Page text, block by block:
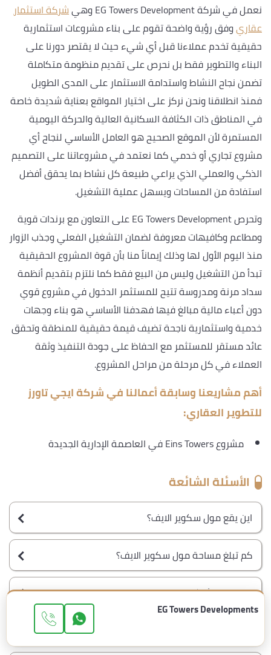
نعمل في شركة EG Towers Development وهي
شركة استثمار
عقاريوفق رؤية واضحة تقوم على بناء مشروعات استثمارية
حقيقية تخدم عملاءنا قبل أي شيء حيث لا يقتصر دورنا على
البناء والتطوير فقط بل نحرص على تقديم منظومة متكاملة
تضمن نجاح النشاط واستدامة الاستثمار على المدى الطويل
فمنذ انطلاقنا ونحن نركز على اختيار المواقع بعناية شديدة خاصة
في المناطق ذات الكثافة السكانية العالية والحركة اليومية
المستمرة لأن الموقع الصحيح هو العامل الأساسي لنجاح أي
مشروع تجاري أو خدمي كما نعتمد في مشروعاتنا على التصميم
الذكي والعملي الذي يراعي طبيعة كل نشاط بما يحقق أفضل
استفادة من المساحات ويسهل عملية التشغيل.
وتحرص EG Towers Development على التعاون مع برندات قوية
ومطاعم وكافيهات معروفة لضمان التشغيل الفعلي وجذب الزوار
منذ اليوم الأول لها وذلك إيماناً منا بأن قوة المشروع الحقيقية
تبدأ من التشغيل وليس من البيع فقط كما نلتزم بتقديم أنظمة
سداد مرنة ومدروسة تتيح للمستثمر الدخول في مشروع قوي
دون أعباء مالية مبالغ فيها فهدفنا الأساسي هو بناء وجهات
خدمية واستثمارية ناجحة تضيف قيمة حقيقية للمنطقة وتحقق
عائد مستقر للمستثمر مع الحفاظ على جودة التنفيذ وثقة
العملاء في كل مرحلة من مراحل المشروع.
أهم مشاريعنا وسابقة أعمالنا في شركة ايجي تاورز
للتطوير العقاري:
مشروع Eins Towers في العاصمة الإدارية الجديدة
الأسئلة الشائعة
اين يقع مول سكوير الايف؟
كم تبلغ مساحة مول سكوير الايف؟
من هي الشركة المطورة لمول square alive؟
EG Towers Developments